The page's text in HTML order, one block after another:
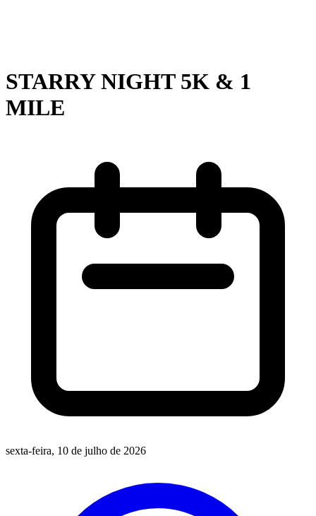
STARRY NIGHT 5K & 1
MILE
sexta-feira, 10 de julho de 2026